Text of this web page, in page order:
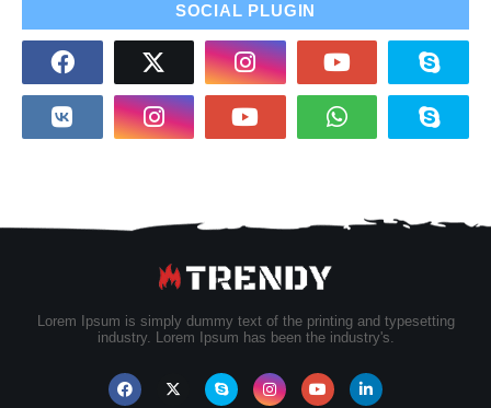
SOCIAL PLUGIN
Lorem Ipsum is simply dummy text of the printing and typesetting
industry. Lorem Ipsum has been the industry's.